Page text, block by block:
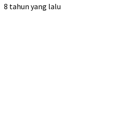
8 tahun yang lalu